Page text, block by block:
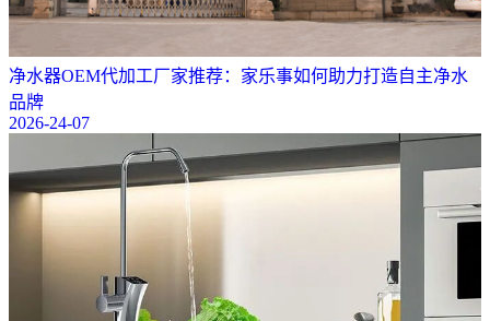
净水器OEM代加工厂家推荐：家乐事如何助力打造自主净水
品牌
2026-24-07